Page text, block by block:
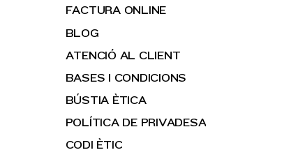
FACTURA ONLINE
BLOG
ATENCIÓ AL CLIENT
BASES I CONDICIONS
BÚSTIA ÈTICA
POLÍTICA DE PRIVADESA
CODI ÈTIC